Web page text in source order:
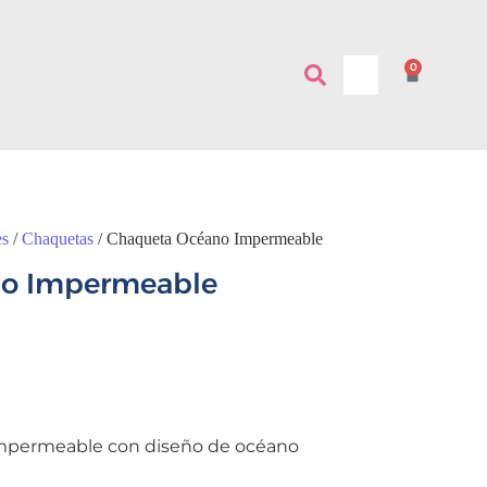
0
/Chaquetas / Chaqueta Océano Impermeable
Impermeable
con diseño de océano